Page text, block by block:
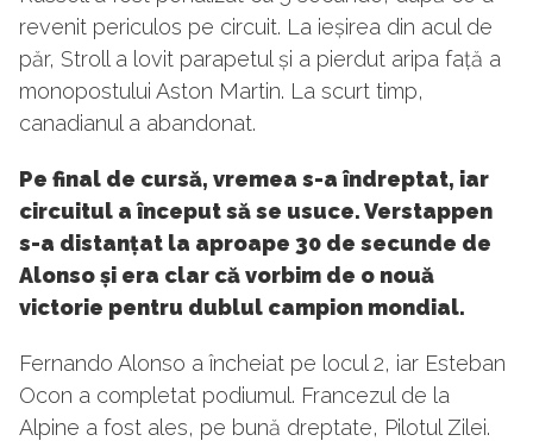
revenit periculos pe circuit. La ieșirea din acul de
păr, Stroll a lovit parapetul și a pierdut aripa față a
monopostului Aston Martin. La scurt timp,
canadianul a abandonat.
Pe final de cursă, vremea s-a îndreptat, iar
circuitul a început să se usuce. Verstappen
s-a distanțat la aproape 30 de secunde de
Alonso și era clar că vorbim de o nouă
victorie pentru dublul campion mondial.
Fernando Alonso a încheiat pe locul 2, iar Esteban
Ocon a completat podiumul. Francezul de la
Alpine a fost ales, pe bună dreptate, Pilotul Zilei.